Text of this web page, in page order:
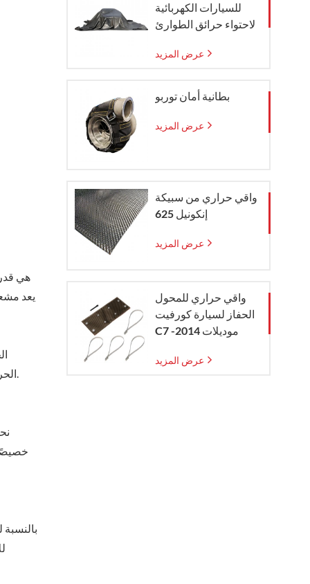
يعد
الحرارة تحت الغطاء. وهذا لا يحمي مكونات المحرك المهمة من التلف الناتج عن الحرارة فحسب، بل يخلق أيضًا بيئة أكثر راحة وأمانًا لسيارتك.
للسيارات الكهربائية
لاحتواء حرائق الطوارئ
عرض المزيد
بطانية أمان توربو
عرض المزيد
واقي حراري من سبيكة
إنكونيل 625
عرض المزيد
واقي حراري للمحول
الحفاز لسيارة كورفيت
C7 موديلات 2014-
عرض المزيد